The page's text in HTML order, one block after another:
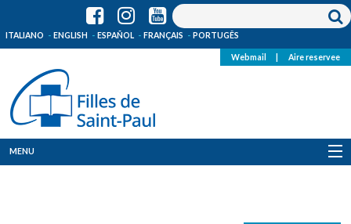
ITALIANO ENGLISH ESPAÑOL FRANÇAIS PORTUGÊS
Webmail Aire reservee
MENU